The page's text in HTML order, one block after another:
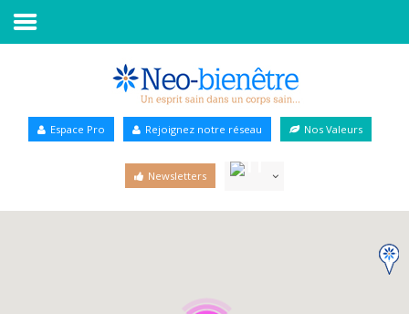
Annuaire Bien-être
Espace Pro Rejoignez notre réseau Nos Valeurs
Newsletters